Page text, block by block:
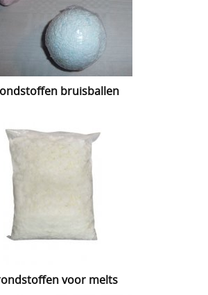
bruisballen
voor melts